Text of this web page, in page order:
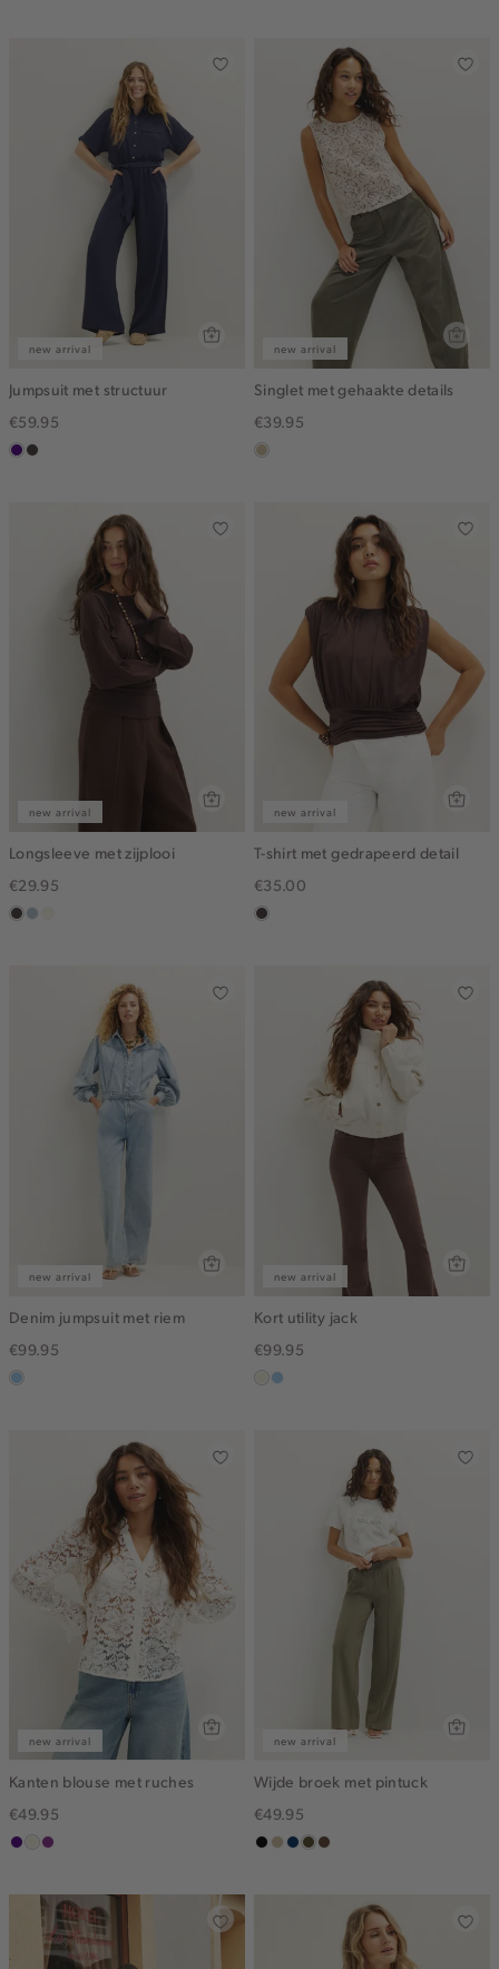
new arrival
Jumpsuit met structuur
€59.95
indigochoco
new arrival
Singlet met gehaakte details
€39.95
lichtzand
new arrival
Longsleeve met zijplooi
€29.95
chocoblauw,
new arrival
T-shirt met gedrapeerd detail
€35.00
choco
new arrival
Denim jumpsuit met riem
€99.95
blauw,
new arrival
Kort utility jack
€99.95
ecrulichtblauw
new arrival
Kanten blouse met ruches
€49.95
indigo
ecrumiddenpaars
new arrival
Wijde broek met pintuck
€49.95
zwart
lichtzand
donkerblauw
groen,
donkerbruin